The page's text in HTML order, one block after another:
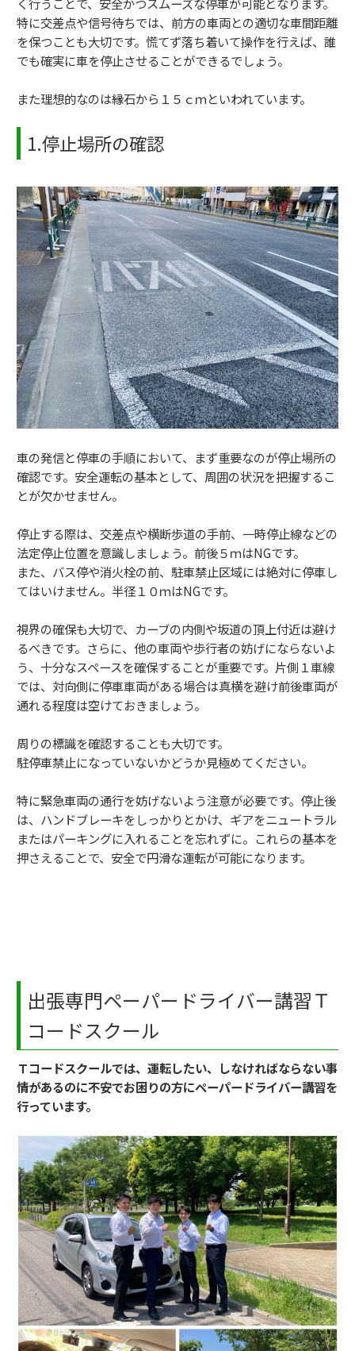
特に交差点や信号待ちでは、前方の車両との適切な車間距離
を保つことも大切です。慌てず落ち着いて操作を行えば、誰
でも確実に車を停止させることができるでしょう。
また理想的なのは縁石から１５ｃｍといわれています。
1.停止場所の確認
車の発信と停車の手順において、まず重要なのが停止場所の
確認です。安全運転の基本として、周囲の状況を把握するこ
とが欠かせません。
停止する際は、交差点や横断歩道の手前、一時停止線などの
法定停止位置を意識しましょう。前後５ｍはNGです。
また、バス停や消火栓の前、駐車禁止区域には絶対に停車し
てはいけません。半径１０ｍはNGです。
視界の確保も大切で、カーブの内側や坂道の頂上付近は避け
るべきです。さらに、他の車両や歩行者の妨げにならないよ
う、十分なスペースを確保することが重要です。片側１車線
では、対向側に停車車両がある場合は真横を避け前後車両が
通れる程度は空けておきましょう。
周りの標識を確認することも大切です。
駐停車禁止になっていないかどうか見極めてください。
特に緊急車両の通行を妨げないよう注意が必要です。停止後
は、ハンドブレーキをしっかりとかけ、ギアをニュートラル
またはパーキングに入れることを忘れずに。これらの基本を
押さえることで、安全で円滑な運転が可能になります。
出張専門ペーパードライバー講習Ｔ
コードスクール
Ｔコードスクールでは、運転したい、しなければならない事
情があるのに不安でお困りの方にペーパードライバー講習を
行っています。